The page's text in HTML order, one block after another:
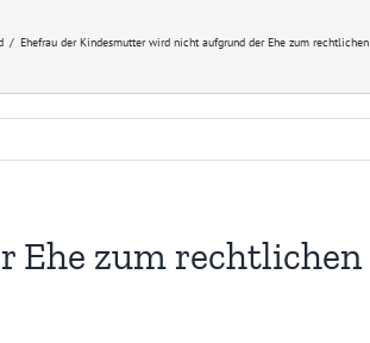
/ Ehefrau der Kindesmutter wird nicht aufgrund der Ehe zum
Ehe zum